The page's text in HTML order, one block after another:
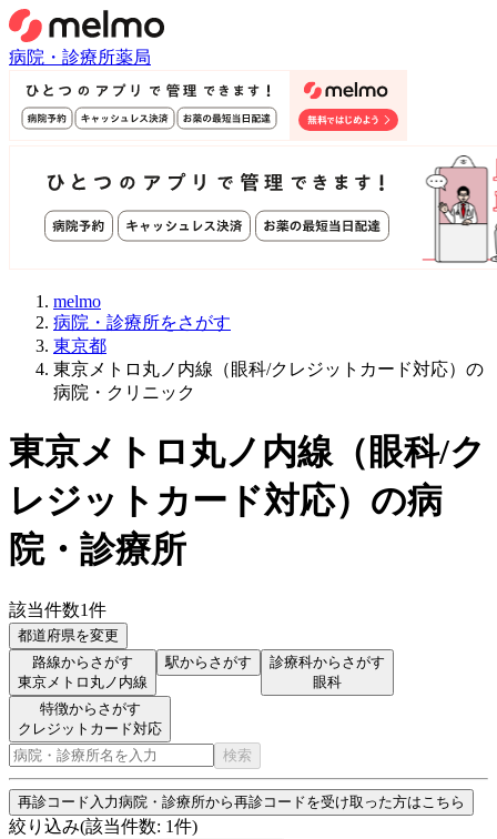
病院・診療所薬局
melmo
病院・診療所をさがす
東京都
東京メトロ丸ノ内線（眼科/クレジットカード対応）の
病院・クリニック
東京メトロ丸ノ内線（ 眼科/ク
レジットカード対応） の病
院・診療所
該当件数1件
都道府県を変更
路線からさがす
東京メトロ丸ノ内線
駅からさがす
診療科からさがす
眼科
特徴からさがす
クレジットカード対応
検索
再診コード入力病院・診療所から再診コードを受け取った方はこちら
絞り込み(該当件数: 1件)